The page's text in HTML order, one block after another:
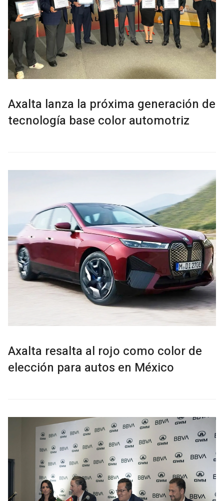
Axalta lanza la próxima generación de
tecnología base color automotriz
Axalta resalta al rojo como color de
elección para autos en México